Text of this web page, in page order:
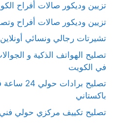
تزيين وديكور صالات أفراح
تزيين وديكور صالات أفراح
تشيرتات رجالي ونسائي
تصليح الهواتف الذكية و
في الكويت
تصليح
باكستاني
تصليح تكييف مركزي حولي